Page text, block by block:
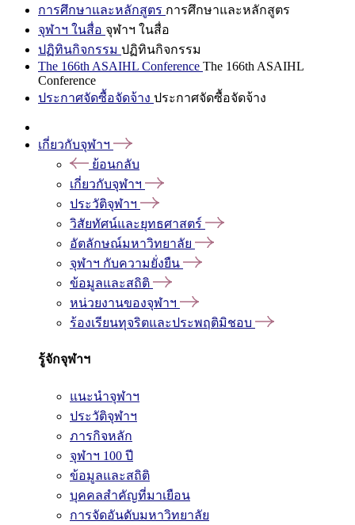
การศึกษาและหลักสูตร การศึกษาและหลักสูตร
จุฬาฯ ในสื่อ จุฬาฯ ในสื่อ
ปฏิทินกิจกรรม ปฏิทินกิจกรรม
The 166th ASAIHL Conference The 166th ASAIHL
Conference
ประกาศจัดซื้อจัดจ้าง ประกาศจัดซื้อจัดจ้าง
เกี่ยวกับจุฬาฯ
ย้อนกลับ
เกี่ยวกับจุฬาฯ
ประวัติจุฬาฯ
วิสัยทัศน์และยุทธศาสตร์
อัตลักษณ์มหาวิทยาลัย
จุฬาฯ กับความยั่งยืน
ข้อมูลและสถิติ
หน่วยงานของจุฬาฯ
ร้องเรียนทุจริตและประพฤติมิชอบ
รู้จักจุฬาฯ
แนะนำจุฬาฯ
ประวัติจุฬาฯ
ภารกิจหลัก
จุฬาฯ 100 ปี
ข้อมูลและสถิติ
บุคคลสำคัญที่มาเยือน
การจัดอันดับมหาวิทยาลัย